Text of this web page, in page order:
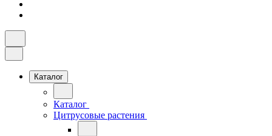
Каталог
Каталог
Цитрусовые растения